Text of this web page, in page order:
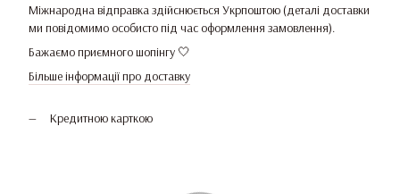
Міжнародна відправка здійснюється Укрпоштою (деталі доставки
ми повідомимо особисто під час оформлення замовлення).
Бажаємо приємного шопінгу 🤍
Більше інформації про доставку
Кредитною карткою